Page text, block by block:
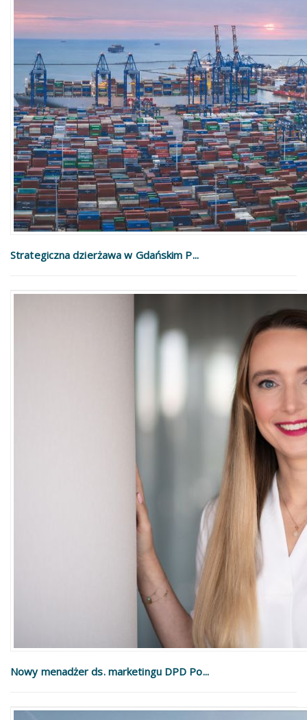
Strategiczna dzierżawa w Gdańskim P...
Nowy menadżer ds. marketingu DPD Po...